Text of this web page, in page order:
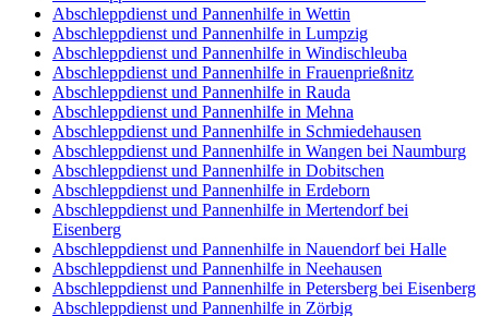
Abschleppdienst und Pannenhilfe in Wettin
Abschleppdienst und Pannenhilfe in Lumpzig
Abschleppdienst und Pannenhilfe in Windischleuba
Abschleppdienst und Pannenhilfe in Frauenprießnitz
Abschleppdienst und Pannenhilfe in Rauda
Abschleppdienst und Pannenhilfe in Mehna
Abschleppdienst und Pannenhilfe in Schmiedehausen
Abschleppdienst und Pannenhilfe in Wangen bei Naumburg
Abschleppdienst und Pannenhilfe in Dobitschen
Abschleppdienst und Pannenhilfe in Erdeborn
Abschleppdienst und Pannenhilfe in Mertendorf bei
Eisenberg
Abschleppdienst und Pannenhilfe in Nauendorf bei Halle
Abschleppdienst und Pannenhilfe in Neehausen
Abschleppdienst und Pannenhilfe in Petersberg bei Eisenberg
Abschleppdienst und Pannenhilfe in Zörbig